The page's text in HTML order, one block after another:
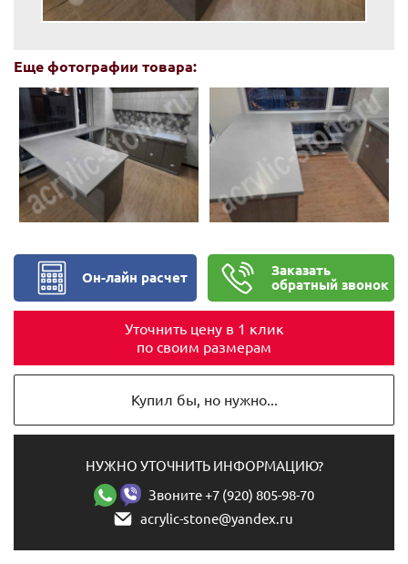
Еще фотографии товара:
Он-лайн расчет
Заказать
обратный звонок
Уточнить цену в 1 клик
по своим размерам
Купил бы, но нужно...
НУЖНО УТОЧНИТЬ ИНФОРМАЦИЮ?
Звоните +7 (920) 805-98-70
acrylic-stone@yandex.ru